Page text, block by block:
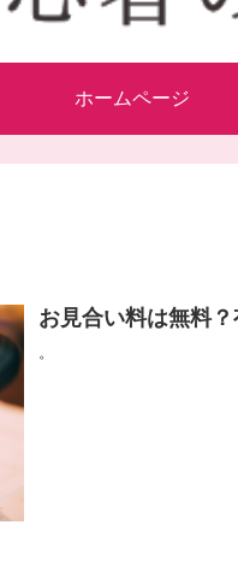
ホームページ
お見合い料は無料
。